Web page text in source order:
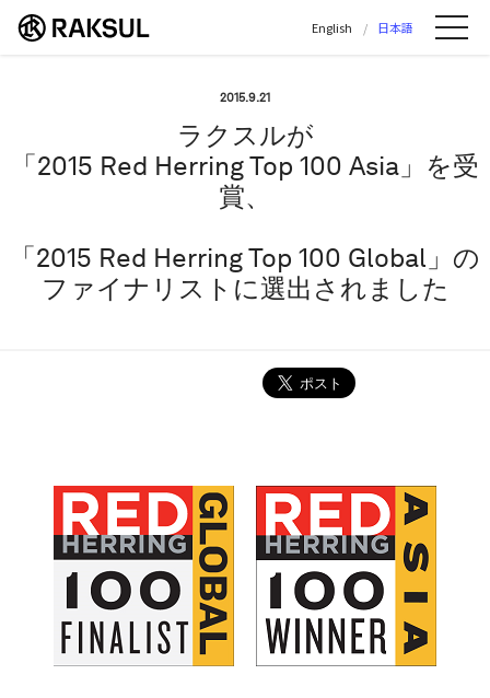
ラクスル株式会社 | ラクスル株式会社の公
English 日本語
2015.9.21
ラクスルが
「2015 Red Herring Top 100 Asia」を受
賞、
「2015 Red Herring Top 100 Global」の
ファイナリストに選出されました